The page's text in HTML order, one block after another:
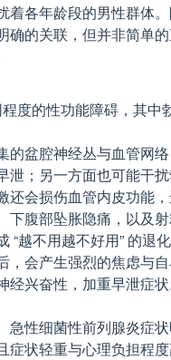
各年龄段的男性群体
的关联，但并非简
度的性功能障碍，其
的盆腔神经丛与血管网
；另一方面也可能干
会损伤血管内皮功能，
下腹部坠胀隐痛，以及
越不用越不好用” 的退化
，会产生强烈的焦虑与
兴奋性，加重早泄症
性细菌性前列腺炎症
状轻重与心理负担程度